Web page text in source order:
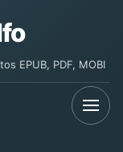
EPUB, PDF, MOBI